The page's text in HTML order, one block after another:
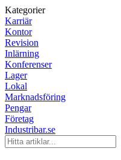
Kategorier
Karriär
Kontor
Revision
Inlärning
Konferenser
Lager
Lokal
Marknadsföring
Pengar
Företag
Industribar.se